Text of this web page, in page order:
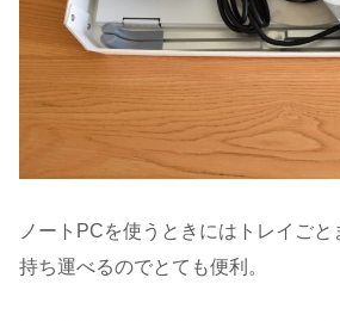
ノートPCを使うときにはトレイご
持ち運べるのでとても便利。